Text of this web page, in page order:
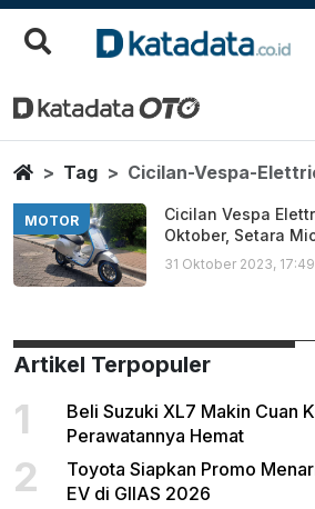
Cicilan Vespa
Berita Terbaru
HomeTag Cicilan-Vespa-
MOTOR
Cicilan Vespa
Oktober, Setara
31 Oktober 2023,
Artikel Terpopuler
1
Beli Suzuki XL7 Makin Cuan
Perawatannya Hemat
2
Toyota Siapkan Promo
EV di GIIAS 2026